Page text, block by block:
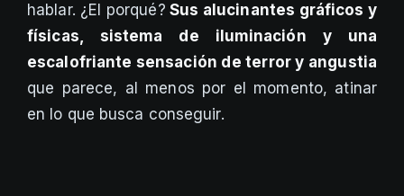
hablar. ¿El porqué? Sus alucinantes gráficos y
físicas, sistema de iluminación y una
escalofriante sensación de terror y angustia
que parece, al menos por el momento, atinar
en lo que busca conseguir.